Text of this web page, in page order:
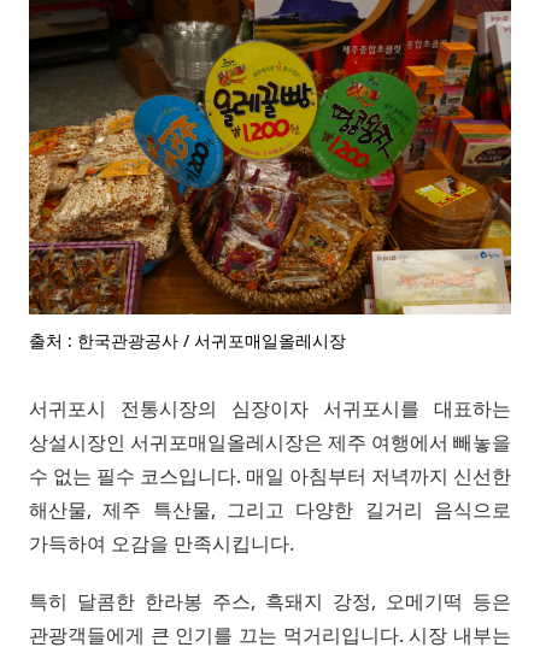
출처 : 한국관광공사 / 서귀포매일올레시장
서귀포시 전통시장의 심장이자 서귀포시를 대표하는
상설시장인 서귀포매일올레시장은 제주 여행에서 빼놓을
수 없는 필수 코스입니다. 매일 아침부터 저녁까지 신선한
해산물, 제주 특산물, 그리고 다양한 길거리 음식으로
가득하여 오감을 만족시킵니다.
특히 달콤한 한라봉 주스, 흑돼지 강정, 오메기떡 등은
관광객들에게 큰 인기를 끄는 먹거리입니다. 시장 내부는